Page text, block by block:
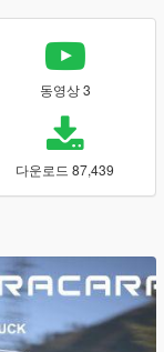
동영상 3
다운로드 87,439